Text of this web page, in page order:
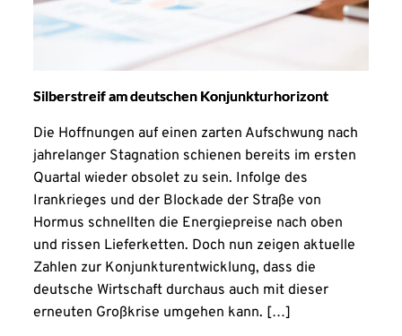
Silberstreif am deutschen Konjunkturhorizont
Die Hoffnungen auf einen zarten Aufschwung nach
jahrelanger Stagnation schienen bereits im ersten
Quartal wieder obsolet zu sein. Infolge des
Irankrieges und der Blockade der Straße von
Hormus schnellten die Energiepreise nach oben
und rissen Lieferketten. Doch nun zeigen aktuelle
Zahlen zur Konjunkturentwicklung, dass die
deutsche Wirtschaft durchaus auch mit dieser
erneuten Großkrise umgehen kann. […]